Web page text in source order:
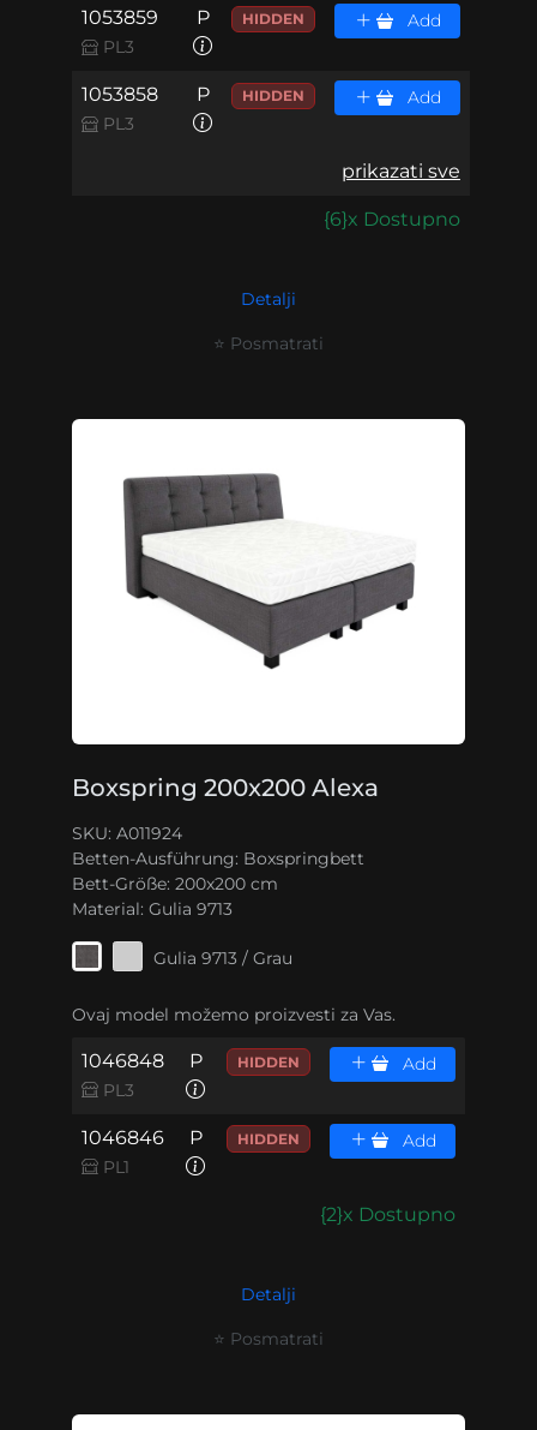
1053859
PL3
P HIDDEN Add
1053858
PL3
P HIDDEN Add
prikazati sve
{6}x Dostupno
Detalji
⭐ Posmatrati
Boxspring 200x200 Alexa
SKU: A011924
Betten-Ausführung: Boxspringbett
Bett-Größe: 200x200 cm
Material: Gulia 9713
Gulia 9713 / Grau
Ovaj model možemo proizvesti za Vas.
1046848
PL3
P HIDDEN Add
1046846
PL1
P HIDDEN Add
{2}x Dostupno
Detalji
⭐ Posmatrati